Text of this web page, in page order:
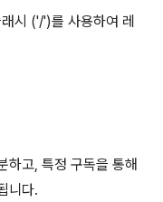
시 ('/')를 사용하여 레
하고, 특정 구독을 통해
니다.